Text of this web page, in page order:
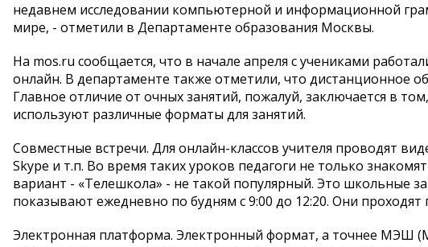
недавнем исследовании компьютерной и информационной
мире, - отметили в Департаменте образования Москвы.
На mos.ru сообщается, что в начале апреля с учениками
онлайн. В департаменте также отметили, что дистанционное
Главное отличие от очных занятий, пожалуй, заключается в
используют различные форматы для занятий.
Совместные встречи. Для онлайн-классов учителя проводят
Skype и т.п. Во время таких уроков педагоги не только
вариант - «Телешкола» - не такой популярный. Это школьные
показывают ежедневно по будням с 9:00 до 12:20. Они проходят
Электронная платформа. Электронный формат, а точнее МЭШ